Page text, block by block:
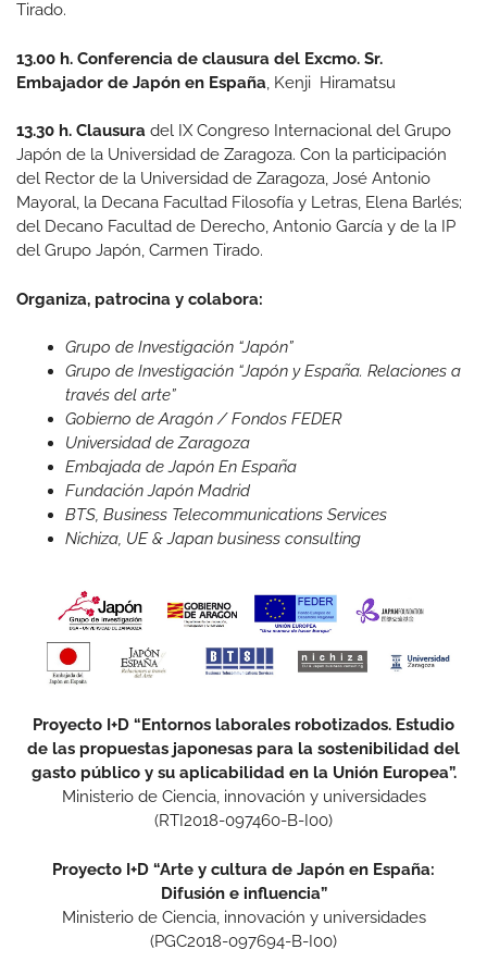
Tirado.
13.00 h. Conferencia de clausura del Excmo. Sr.
Embajador de Japón en España, Kenji Hiramatsu
13.30 h. Clausura del IX Congreso Internacional del Grupo
Japón de la Universidad de Zaragoza. Con la participación
del Rector de la Universidad de Zaragoza, José Antonio
Mayoral, la Decana Facultad Filosofía y Letras, Elena Barlés;
del Decano Facultad de Derecho, Antonio García y de la IP
del Grupo Japón, Carmen Tirado.
Organiza, patrocina y colabora:
Grupo de Investigación “Japón”
Grupo de Investigación “Japón y España. Relaciones a
través del arte”
Gobierno de Aragón / Fondos FEDER
Universidad de Zaragoza
Embajada de Japón En España
Fundación Japón Madrid
BTS, Business Telecommunications Services
Nichiza, UE & Japan business consulting
Proyecto I+D “Entornos laborales robotizados. Estudio
de las propuestas japonesas para la sostenibilidad del
gasto público y su aplicabilidad en la Unión Europea”.
Ministerio de Ciencia, innovación y universidades
(RTI2018-097460-B-I00)
Proyecto I+D “Arte y cultura de Japón en España:
Difusión e influencia”
Ministerio de Ciencia, innovación y universidades
(PGC2018-097694-B-I00)